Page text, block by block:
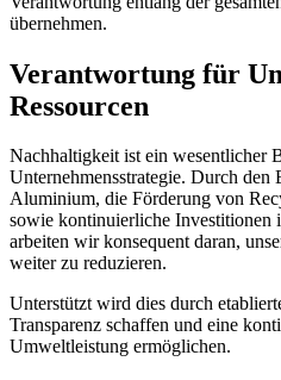
übernehmen.
Verantwortung für
Ressourcen
Nachhaltigkeit ist ein wesentlicher
Unternehmensstrategie. Durch
Aluminium, die Förderung von
sowie kontinuierliche Investitionen
arbeiten wir konsequent daran,
weiter zu reduzieren.
Unterstützt wird dies durch
Transparenz schaffen und eine
Umweltleistung ermöglichen.